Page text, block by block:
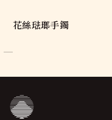
花絲琺瑯手鐲